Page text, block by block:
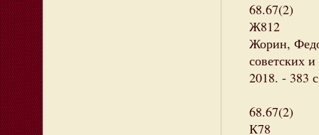
68.67(2)
Ж812
Жорин,
советских
2018. - 383
68.67(2)
К78